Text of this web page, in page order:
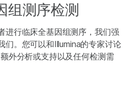
组测序检测
进行临床全基因组测序，我们强
们。您可以和Illumina的专家讨论
外分析或支持以及任何检测需